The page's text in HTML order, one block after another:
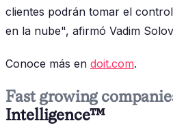
clientes podrán tomar el
en la nube", afirmó Vadim
Conoce más en doit.com.
Fast growing
Intelligence™